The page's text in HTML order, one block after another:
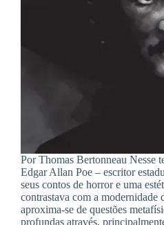
Por Thomas Bertonneau Nesse
Edgar Allan Poe – escritor
seus contos de horror e uma
contrastava com a modernidade
aproxima-se de questões
profundas através,